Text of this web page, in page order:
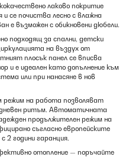
лаково покритие
се почиства лесно с влажна
е възможен с обикновени дюбели.
подходящ за спални, детски
на въздух от
плосък панел се вписва
и е идеален като допълнение към
или при нанасяне в нов
на работа позволяват
дневен ритъм. Автоматичната
продължителен режим на
съгласно европейските
2 години гаранция.
отопление — поръчайте